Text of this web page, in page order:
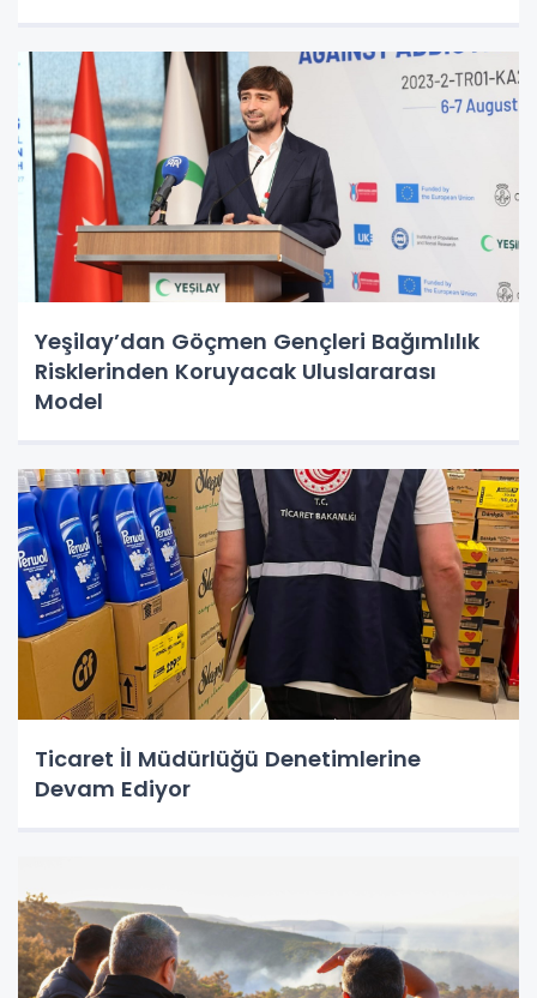
Yeşilay’dan Göçmen Gençleri Bağımlılık
Risklerinden Koruyacak Uluslararası
Model
Ticaret İl Müdürlüğü Denetimlerine
Devam Ediyor